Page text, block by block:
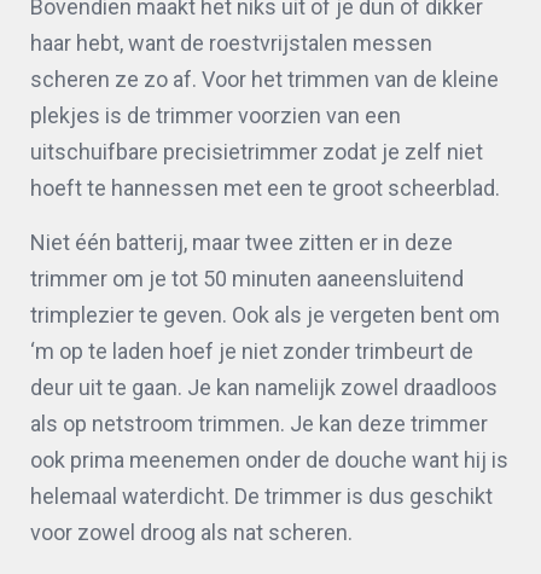
Bovendien maakt het niks uit of je dun of dikker
haar hebt, want de roestvrijstalen messen
scheren ze zo af. Voor het trimmen van de kleine
plekjes is de trimmer voorzien van een
uitschuifbare precisietrimmer zodat je zelf niet
hoeft te hannessen met een te groot scheerblad.
Niet één batterij, maar twee zitten er in deze
trimmer om je tot 50 minuten aaneensluitend
trimplezier te geven. Ook als je vergeten bent om
‘m op te laden hoef je niet zonder trimbeurt de
deur uit te gaan. Je kan namelijk zowel draadloos
als op netstroom trimmen. Je kan deze trimmer
ook prima meenemen onder de douche want hij is
helemaal waterdicht. De trimmer is dus geschikt
voor zowel droog als nat scheren.